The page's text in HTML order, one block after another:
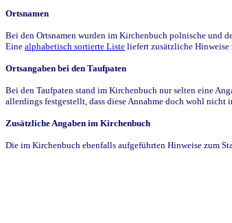
Ortsnamen
Bei den Ortsnamen wurden im Kirchenbuch polnische und
Eine alphabetisch sortierte Liste liefert zusätzliche Hinweise
Ortsangaben bei den Taufpaten
Bei den Taufpaten stand im Kirchenbuch nur selten eine
allerdings festgestellt, dass diese Annahme doch wohl nicht
Zusätzliche Angaben im Kirchenbuch
Die im Kirchenbuch ebenfalls aufgeführten Hinweise zum